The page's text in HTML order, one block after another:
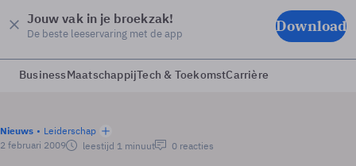
Jouw vak in je broekzak!
De beste leeservaring met de app Download
BusinessMaatschappijTech & ToekomstCarrière
Nieuws
Leiderschap
2 februari 2009
leestijd 1 minuut 0 reacties